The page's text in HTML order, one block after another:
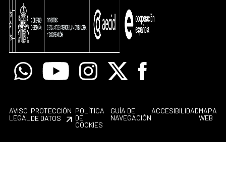
WhatsappYoutube Instagram
X Facebook
AVISO
LEGAL
PROTECCIÓN
DE DATOS
POLÍTICA
DE
COOKIES
GUÍA DE
NAVEGACIÓN
ACCESIBILIDADMAPA
WEB